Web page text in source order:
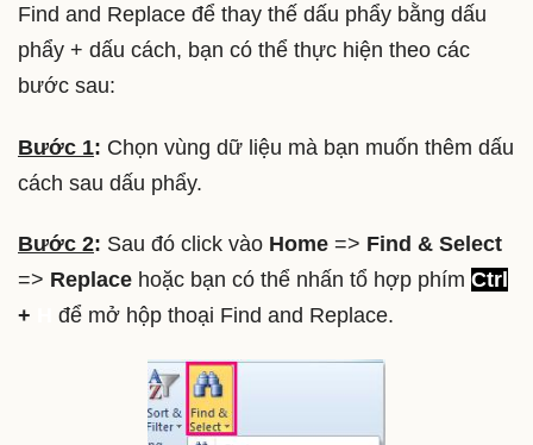
Find and Replace để thay thế dấu phẩy bằng dấu
phẩy + dấu cách, bạn có thể thực hiện theo các
bước sau:
Bước 1: Chọn vùng dữ liệu mà bạn muốn thêm dấu
cách sau dấu phẩy.
Bước 2: Sau đó click vào Home => Find & Select
=> Replace hoặc bạn có thể nhấn tổ hợp phím Ctrl
+
để mở hộp thoại Find and Replace.